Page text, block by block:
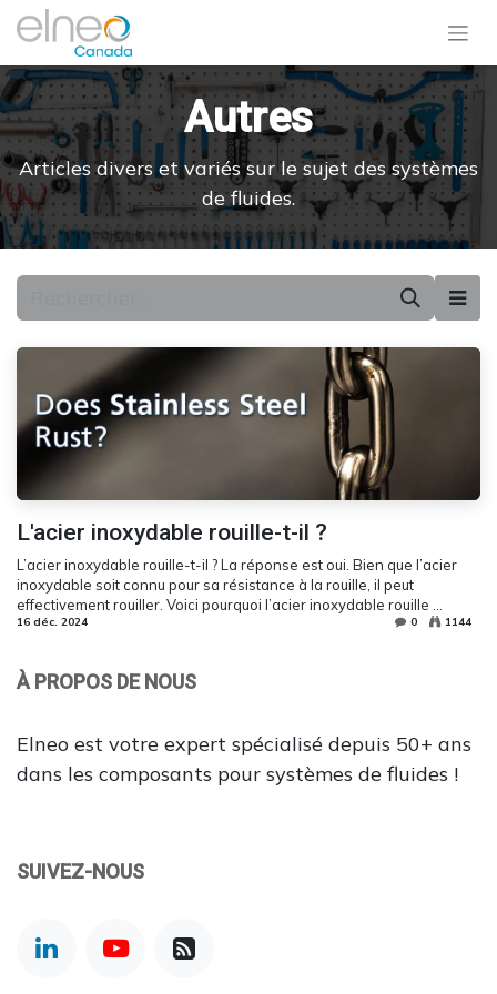
Autres
Articles divers et variés sur le sujet des systèmes
de fluides.
L'acier inoxydable rouille-t-il ?
L’acier inoxydable rouille-t-il ? La réponse est oui. Bien que l’acier
inoxydable soit connu pour sa résistance à la rouille, il peut
effectivement rouiller. Voici pourquoi l’acier inoxydable rouille ...
16 déc. 2024 0 1144
À PROPOS DE NOUS
Elneo est votre expert spécialisé depuis 50+ ans
dans les composants pour systèmes de fluides !
SUIVEZ-NOUS